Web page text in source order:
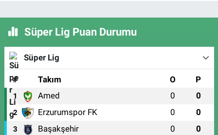
Süper Lig Puan Durumu
Süper Lig
# Takım O P
1 Amed 0 0
2 Erzurumspor FK 0 0
3 Başakşehir 0 0